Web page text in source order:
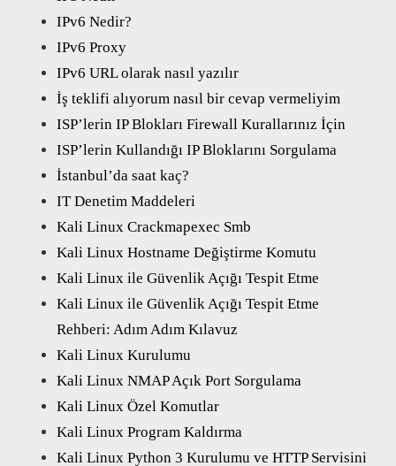
IPv6 Nedir?
IPv6 Proxy
IPv6 URL olarak nasıl yazılır
İş teklifi alıyorum nasıl bir cevap vermeliyim
ISP’lerin IP Blokları Firewall Kurallarınız İçin
ISP’lerin Kullandığı IP Bloklarını Sorgulama
İstanbul’da saat kaç?
IT Denetim Maddeleri
Kali Linux Crackmapexec Smb
Kali Linux Hostname Değiştirme Komutu
Kali Linux ile Güvenlik Açığı Tespit Etme
Kali Linux ile Güvenlik Açığı Tespit Etme
Rehberi: Adım Adım Kılavuz
Kali Linux Kurulumu
Kali Linux NMAP Açık Port Sorgulama
Kali Linux Özel Komutlar
Kali Linux Program Kaldırma
Kali Linux Python 3 Kurulumu ve HTTP Servisini